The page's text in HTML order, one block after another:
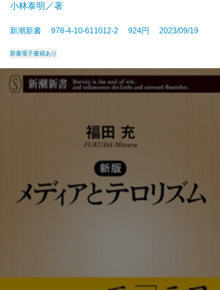
小林泰明／著
新潮新書 978-4-10-611012-2 924円 2023/09/19
新書電子書籍あり